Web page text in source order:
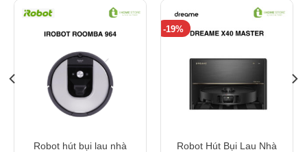
Robot hút bụi ECOVAS X2 OMNI chính hãng
Tính năng đặc biệt của Robot hút bụi lau nhà
ECOVACS X2 OMNI
Với chức năng hút bụi và lau nhà trên cùng một sản
quả lại tiết kiệm thời gian chỉ với 1 chu trình làm sạch duy
Robot hút bụi lau nhà
-19%
Robot Hút Bụi Lau Nhà